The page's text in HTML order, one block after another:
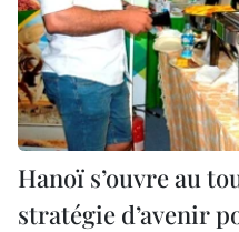
Hanoï s’ouvre au
stratégie d’avenir